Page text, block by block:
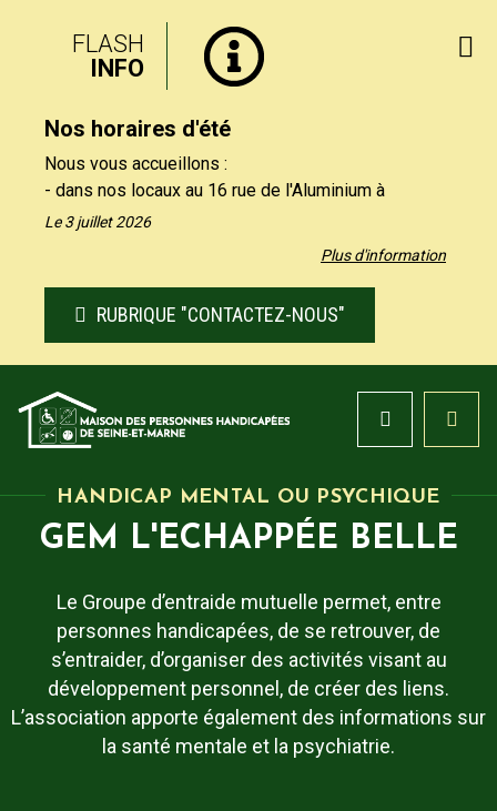
FLASH
INFO
Nos horaires d'été
Plus d'information
Nous vous accueillons :
- dans nos locaux au 16 rue de l'Aluminium à
Savigny-le-Temple uniquement le matin, du lundi au
- par téléphone au 01 64 19 11 40 uniquement
vendredi de 13h30 à 16h.
disposition sur notre site, rubrique "Contactez-nous".
Le 3 juillet 2026
RUBRIQUE "CONTACTEZ-NOUS"
HANDICAP MENTAL OU PSYCHIQUE
GEM L'ECHAPPÉE BELLE
Le Groupe d’entraide mutuelle permet, entre
personnes handicapées, de se retrouver, de
s’entraider, d’organiser des activités visant au
développement personnel, de créer des liens.
L’association apporte également des informations sur
la santé mentale et la psychiatrie.